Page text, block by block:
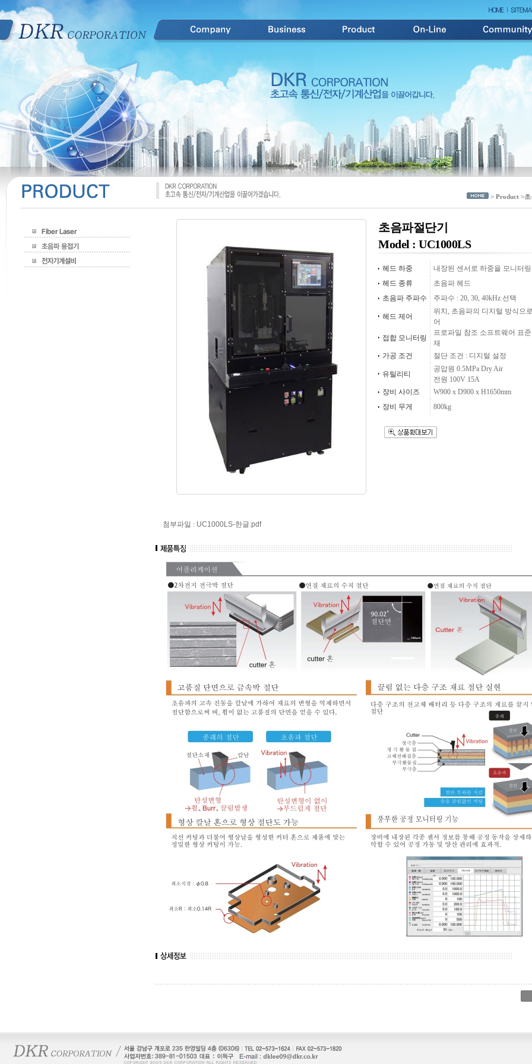
> Product >
초음파절단기
Model : UC1000LS
헤드 하중
내장된 센서로 하중을 모니터링
헤드 종류
초음파 헤드
초음파 주파수
주파수 : 20, 30, 40kHz 선택
헤드 제어
위치, 초음파의 디지털 방식으
어
접합 모니터링
프로파일 참조 소프트웨어 표
재
가공 조건
절단 조건 : 디지털 설정
유틸리티
공압원 0.5MPa Dry Air
전원 100V 15A
장비 사이즈
W900 x D900 x H1650mm
장비 무게
800kg
첨부파일 : UC1000LS-한글.pdf